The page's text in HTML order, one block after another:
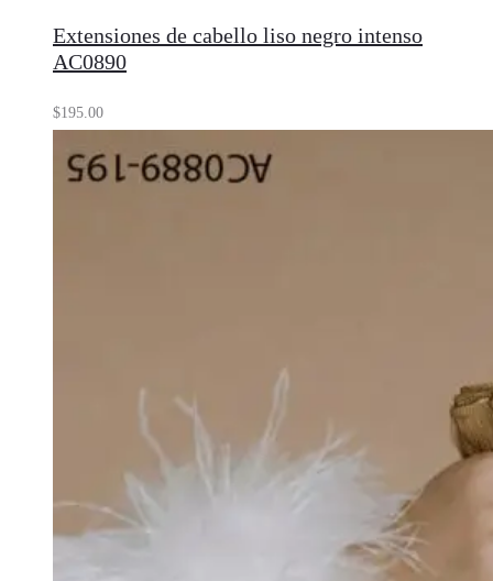
Extensiones de cabello liso negro intenso
AC0890
$195.00